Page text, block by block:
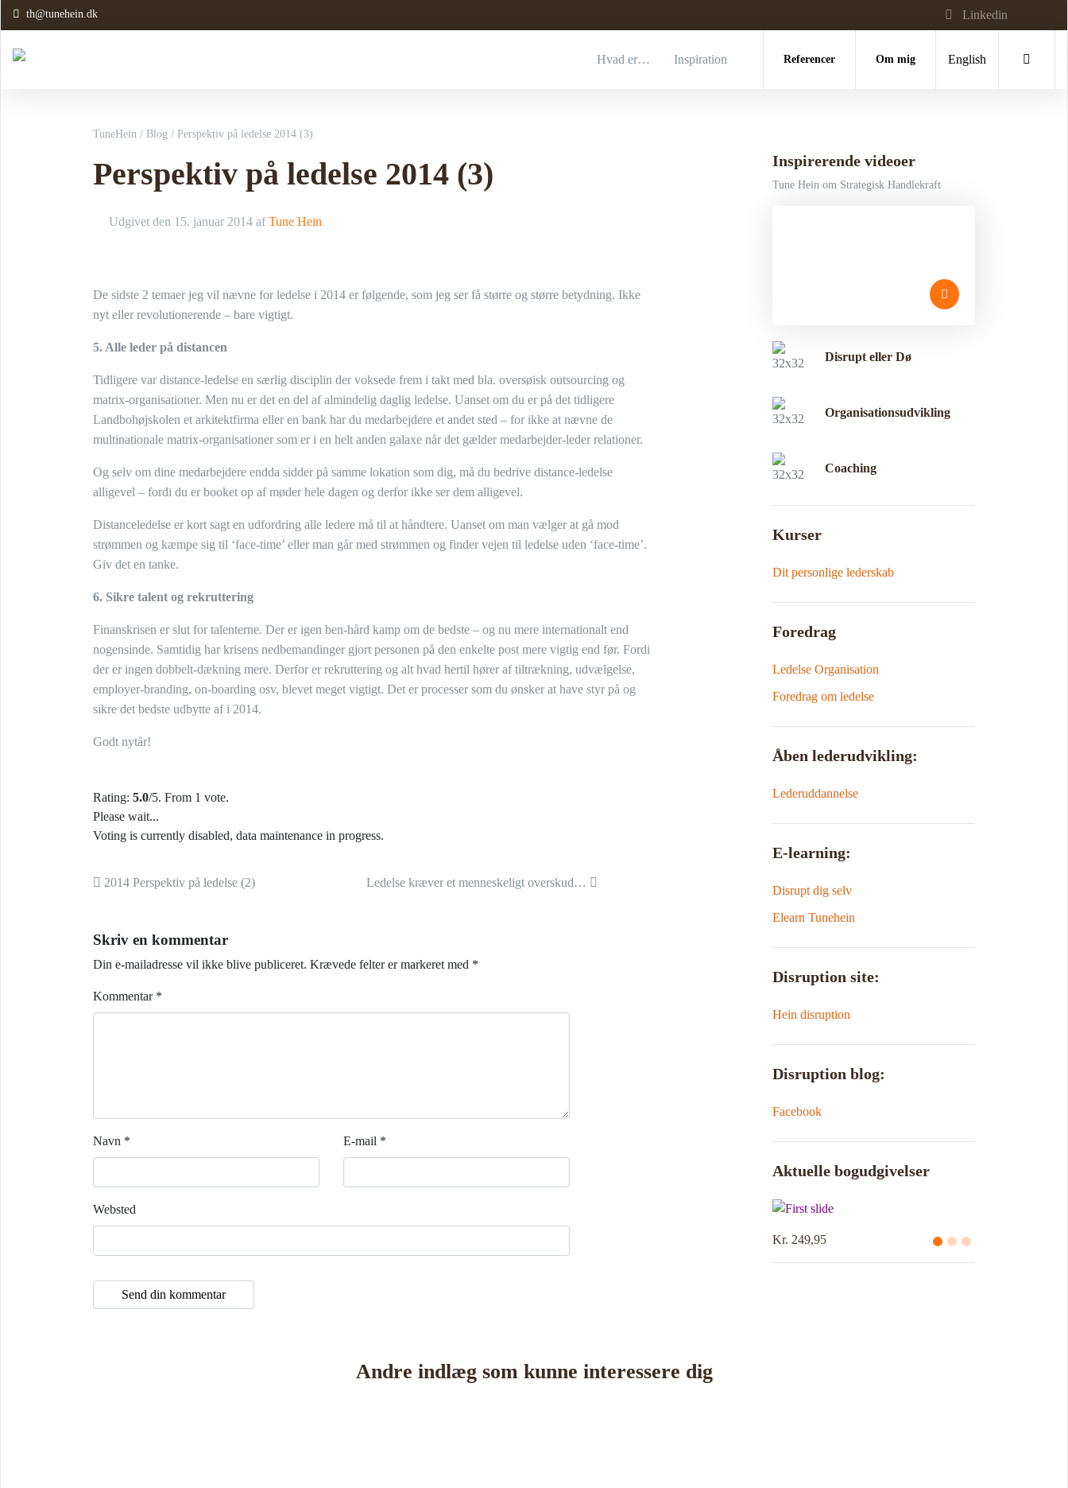
th@tunehein.dk Linkedin
Hvad er… Inspiration Referencer Om mig English
TuneHein / Blog / Perspektiv på ledelse 2014 (3)
Perspektiv på ledelse 2014 (3)
Udgivet den 15. januar 2014 af Tune Hein
De sidste 2 temaer jeg vil nævne for ledelse i 2014 er følgende, som jeg ser få større og større betydning. Ikke
nyt eller revolutionerende – bare vigtigt.
5. Alle leder på distancen
Tidligere var distance-ledelse en særlig disciplin der voksede frem i takt med bla. oversøisk outsourcing og
matrix-organisationer. Men nu er det en del af almindelig daglig ledelse. Uanset om du er på det tidligere
Landbohøjskolen et arkitektfirma eller en bank har du medarbejdere et andet sted – for ikke at nævne de
multinationale matrix-organisationer som er i en helt anden galaxe når det gælder medarbejder-leder relationer.
Og selv om dine medarbejdere endda sidder på samme lokation som dig, må du bedrive distance-ledelse
alligevel – fordi du er booket op af møder hele dagen og derfor ikke ser dem alligevel.
Distanceledelse er kort sagt en udfordring alle ledere må til at håndtere. Uanset om man vælger at gå mod
strømmen og kæmpe sig til ‘face-time’ eller man går med strømmen og finder vejen til ledelse uden ‘face-time’.
Giv det en tanke.
6. Sikre talent og rekruttering
Finanskrisen er slut for talenterne. Der er igen ben-hård kamp om de bedste – og nu mere internationalt end
nogensinde. Samtidig har krisens nedbemandinger gjort personen på den enkelte post mere vigtig end før. Fordi
der er ingen dobbelt-dækning mere. Derfor er rekruttering og alt hvad hertil hører af tiltrækning, udvælgelse,
employer-branding, on-boarding osv, blevet meget vigtigt. Det er processer som du ønsker at have styr på og
sikre det bedste udbytte af i 2014.
Godt nytår!
Rating: 5.0/5. From 1 vote.
Please wait...
Voting is currently disabled, data maintenance in progress.
Indlæg navigation
2014 Perspektiv på ledelse (2) Ledelse kræver et menneskeligt overskud…
Skriv en kommentar
Din e-mailadresse vil ikke blive publiceret. Krævede felter er markeret med *
Kommentar *
Navn * E-mail *
Websted
Inspirerende videoer
Tune Hein om Strategisk Handlekraft
Disrupt eller Dø
Organisationsudvikling
Coaching
Kurser
Dit personlige lederskab
Foredrag
Ledelse Organisation
Foredrag om ledelse
Åben lederudvikling:
Lederuddannelse
E-learning:
Disrupt dig selv
Elearn Tunehein
Disruption site:
Hein disruption
Disruption blog:
Facebook
Aktuelle bogudgivelser
Kr. 249,95
Andre indlæg som kunne interessere dig